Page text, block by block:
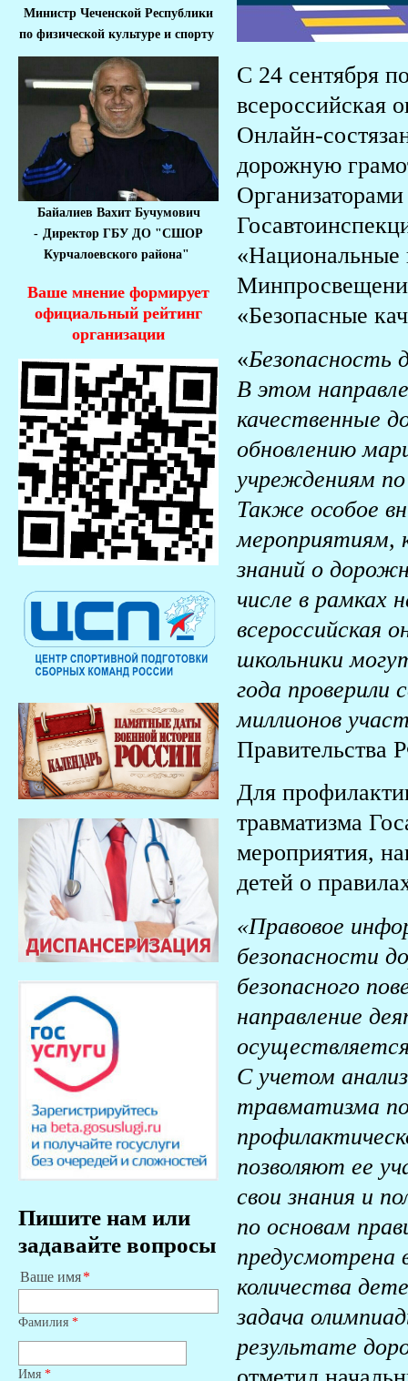
Министр Чеченской Республики
по физической культуре и спорту
Байалиев Вахит Бучумович
- Директор ГБУ ДО "СШОР
Курчалоевского района"
Ваше мнение формирует
официальный рейтинг
организации
Пишите нам или
задавайте вопросы
Ваше имя
Фамилия *
Имя *
С 24 сентября
всероссийская
Онлайн-
дорожную
«Национальные
«Безопасные
«Безопасность
В этом
качественные
обновлению
учреждениям
Также особое
мероприятиям,
знаний о
числе в рамках
всероссийская
школьники
года
миллионов
Правительства
Для
травматизма
мероприятия,
детей о
«Правовое
безопасности
безопасного
направление
С учетом
травматизма
позволяют ее
свои знания и
по основам
предусмотрена
количества
задача
результате